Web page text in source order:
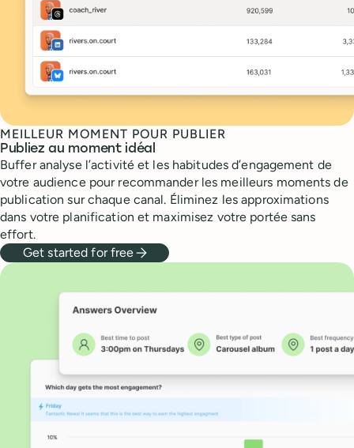
MEILLEUR MOMENT POUR PUBLIER
Publiez au moment idéal
Buffer analyse l’activité et les habitudes d’engagement de
votre audience pour recommander les meilleurs moments de
publication sur chaque canal. Éliminez les approximations
dans votre planification et maximisez votre portée sans
effort.
Get started for free